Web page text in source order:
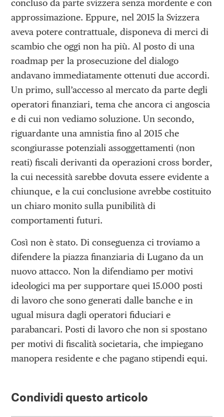
concluso da parte svizzera senza mordente e con
approssimazione. Eppure, nel 2015 la Svizzera
aveva potere contrattuale, disponeva di merci di
scambio che oggi non ha più. Al posto di una
roadmap per la prosecuzione del dialogo
andavano immediatamente ottenuti due accordi.
Un primo, sull’accesso al mercato da parte degli
operatori finanziari, tema che ancora ci angoscia
e di cui non vediamo soluzione. Un secondo,
riguardante una amnistia fino al 2015 che
scongiurasse potenziali assoggettamenti (non
reati) fiscali derivanti da operazioni cross border,
la cui necessità sarebbe dovuta essere evidente a
chiunque, e la cui conclusione avrebbe costituito
un chiaro monito sulla punibilità di
comportamenti futuri.
Così non è stato. Di conseguenza ci troviamo a
difendere la piazza finanziaria di Lugano da un
nuovo attacco. Non la difendiamo per motivi
ideologici ma per supportare quei 15.000 posti
di lavoro che sono generati dalle banche e in
ugual misura dagli operatori fiduciari e
parabancari. Posti di lavoro che non si spostano
per motivi di fiscalità societaria, che impiegano
manopera residente e che pagano stipendi equi.
Condividi questo articolo